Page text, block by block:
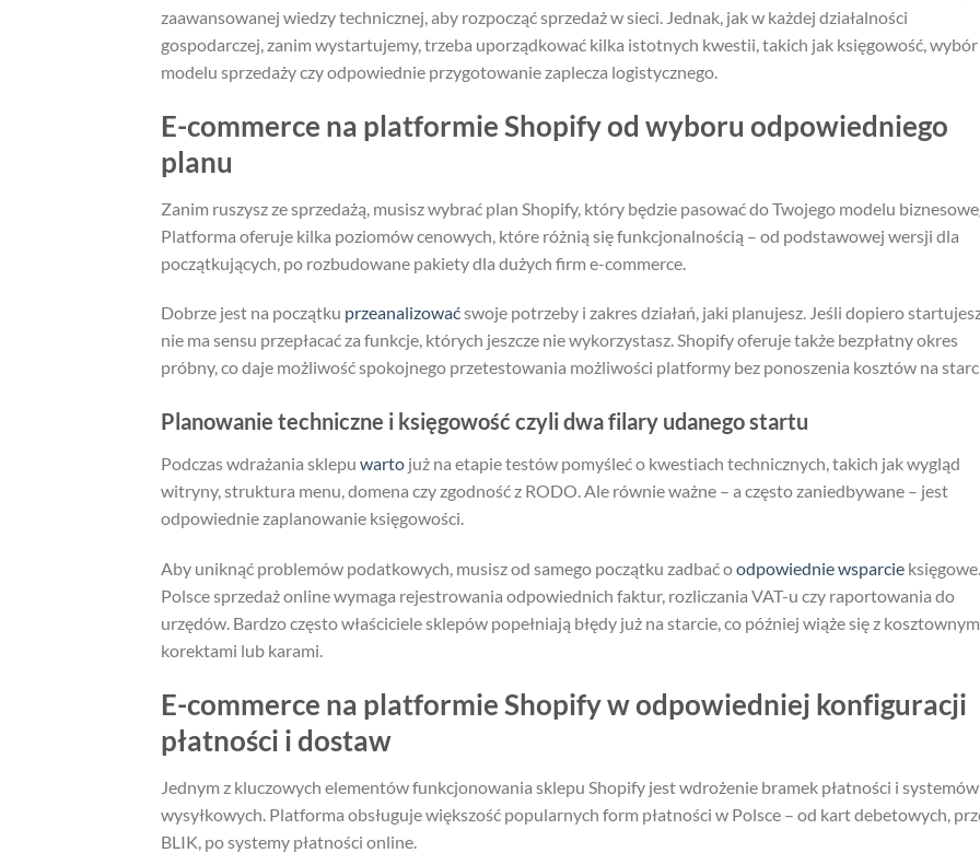
zaawansowanej wiedzy technicznej, aby rozpocząć sprzedaż w sieci. Jednak, jak w każdej działalności
gospodarczej, zanim wystartujemy, trzeba uporządkować kilka istotnych kwestii, takich jak księgowość, wybór
modelu sprzedaży czy odpowiednie przygotowanie zaplecza logistycznego.
E-commerce na platformie Shopify od wyboru odpowiedniego
planu
Zanim ruszysz ze sprzedażą, musisz wybrać plan Shopify, który będzie pasować do Twojego modelu
Platforma oferuje kilka poziomów cenowych, które różnią się funkcjonalnością – od podstawowej wersji dla
początkujących, po rozbudowane pakiety dla dużych firm e-commerce.
Dobrze jest na początku przeanalizowaćswoje potrzeby i zakres działań, jaki planujesz. Jeśli dopiero
nie ma sensu przepłacać za funkcje, których jeszcze nie wykorzystasz. Shopify oferuje także bezpłatny okres
próbny, co daje możliwość spokojnego przetestowania możliwości platformy bez ponoszenia kosztów na
Planowanie techniczne i księgowość czyli dwa filary udanego startu
Podczas wdrażania sklepu warto już na etapie testów pomyśleć o kwestiach technicznych, takich jak wygląd
witryny, struktura menu, domena czy zgodność z RODO. Ale równie ważne – a często zaniedbywane – jest
odpowiednie zaplanowanie księgowości.
Aby uniknąć problemów podatkowych, musisz od samego początku zadbać oodpowiednie wsparcie
Polsce sprzedaż online wymaga rejestrowania odpowiednich faktur, rozliczania VAT-u czy raportowania do
urzędów. Bardzo często właściciele sklepów popełniają błędy już na starcie, co później wiąże się z
korektami lub karami.
E-commerce na platformie Shopify w odpowiedniej konfiguracji
płatności i dostaw
Jednym z kluczowych elementów funkcjonowania sklepu Shopify jest wdrożenie bramek płatności i systemów
wysyłkowych. Platforma obsługuje większość popularnych form płatności w Polsce – od kart debetowych,
BLIK, po systemy płatności online.